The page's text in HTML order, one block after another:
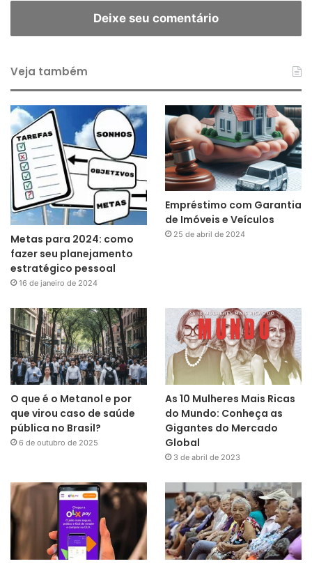
Deixe seu comentário
Veja também
Metas para 2024: como
fazer seu planejamento
estratégico pessoal
16 de janeiro de 2024
Empréstimo com Garantia
de Imóveis e Veículos
25 de abril de 2024
O que é o Metanol e por
que virou caso de saúde
pública no Brasil?
6 de outubro de 2025
As 10 Mulheres Mais Ricas
do Mundo: Conheça as
Gigantes do Mercado
Global
3 de abril de 2023